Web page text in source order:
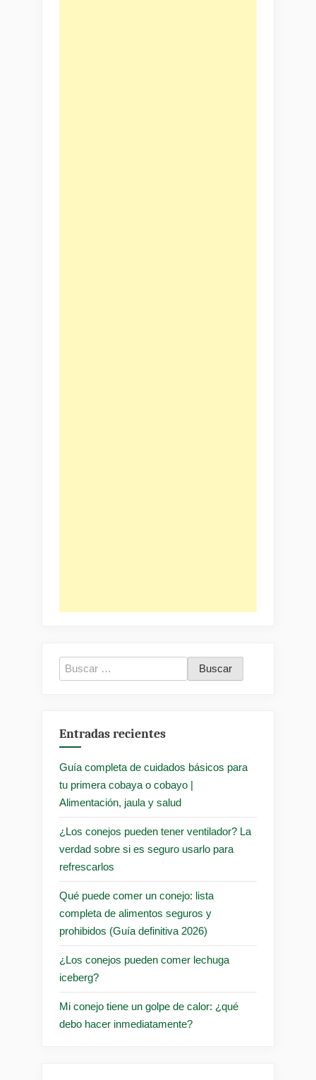
Buscar:
Entradas recientes
Guía completa de cuidados básicos para
tu primera cobaya o cobayo |
Alimentación, jaula y salud
¿Los conejos pueden tener ventilador? La
verdad sobre si es seguro usarlo para
refrescarlos
Qué puede comer un conejo: lista
completa de alimentos seguros y
prohibidos (Guía definitiva 2026)
¿Los conejos pueden comer lechuga
iceberg?
Mi conejo tiene un golpe de calor: ¿qué
debo hacer inmediatamente?